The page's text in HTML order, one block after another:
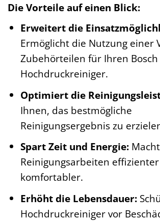
Die Vorteile auf einen Blick:
Erweitert die
Ermöglicht die Nutzung einer
Zubehörteilen für Ihren Bosch
Hochdruckreiniger.
Optimiert die
Ihnen, das bestmögliche
Reinigungsergebnis zu
Spart Zeit und Energie:
Reinigungsarbeiten
komfortabler.
Erhöht die Lebensdauer:
Hochdruckreiniger vor